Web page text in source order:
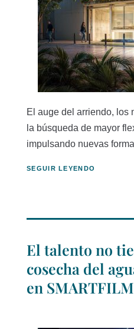
El auge del arriendo, los
la búsqueda de mayor
impulsando nuevas
SEGUIR LEYENDO
El talento no
cosecha del
en